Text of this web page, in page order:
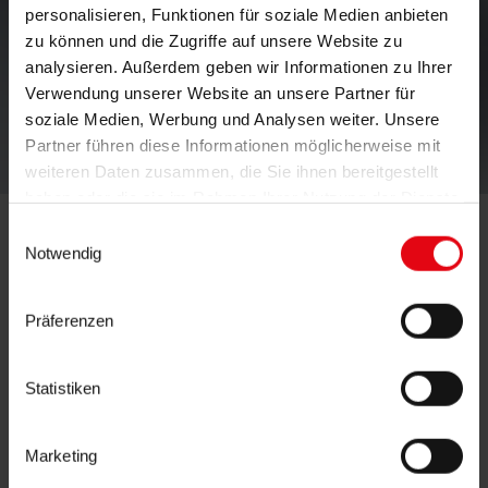
personalisieren, Funktionen für soziale Medien anbieten
zu können und die Zugriffe auf unsere Website zu
analysieren. Außerdem geben wir Informationen zu Ihrer
Verwendung unserer Website an unsere Partner für
soziale Medien, Werbung und Analysen weiter. Unsere
Partner führen diese Informationen möglicherweise mit
weiteren Daten zusammen, die Sie ihnen bereitgestellt
Notwendig
Präferenzen
Statistiken
Marketing
Mehr Lesestoff.
etwas
lektüre
Wer noch mehr und Tiefergehendes über uns
erfahren möchte, ist hier gut aufgehoben.
finden Sie stetig aktuelle Veröffentlichungen